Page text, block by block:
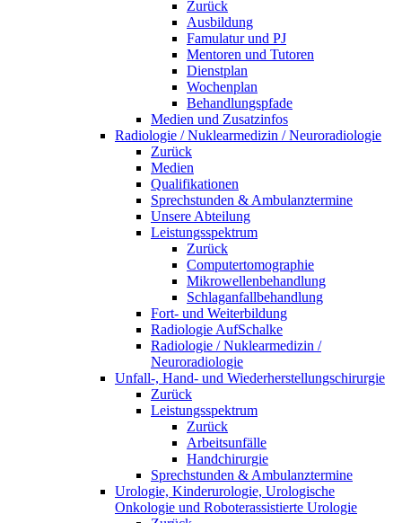
Zurück
Ausbildung
Famulatur und PJ
Mentoren und Tutoren
Dienstplan
Wochenplan
Behandlungspfade
Medien und Zusatzinfos
Radiologie / Nuklearmedizin / Neuroradiologie
Zurück
Medien
Qualifikationen
Sprechstunden & Ambulanztermine
Unsere Abteilung
Leistungsspektrum
Zurück
Computertomographie
Mikrowellenbehandlung
Schlaganfallbehandlung
Fort- und Weiterbildung
Radiologie AufSchalke
Radiologie / Nuklearmedizin /
Neuroradiologie
Unfall-, Hand- und Wiederherstellungschirurgie
Zurück
Leistungsspektrum
Zurück
Arbeitsunfälle
Handchirurgie
Sprechstunden & Ambulanztermine
Urologie, Kinderurologie, Urologische
Onkologie und Roboterassistierte Urologie